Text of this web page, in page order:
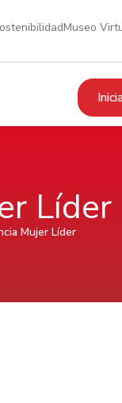
Museo
Líder
Mujer Líder